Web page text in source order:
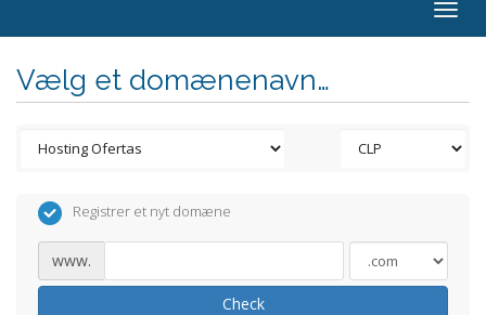
Vælg et domænenavn…
Registrer et nyt domæne
www.
Check